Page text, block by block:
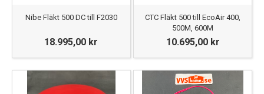
Nibe Fläkt 500 DC till F2030
18.995,00 kr
CTC Fläkt 500 till EcoAir 400,
500M, 600M
10.695,00 kr